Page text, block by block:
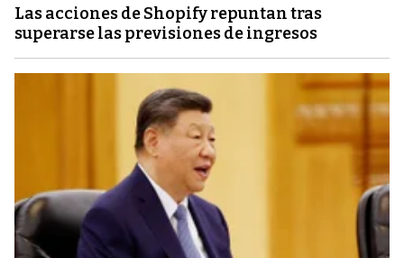
Las acciones de Shopify repuntan tras
superarse las previsiones de ingresos